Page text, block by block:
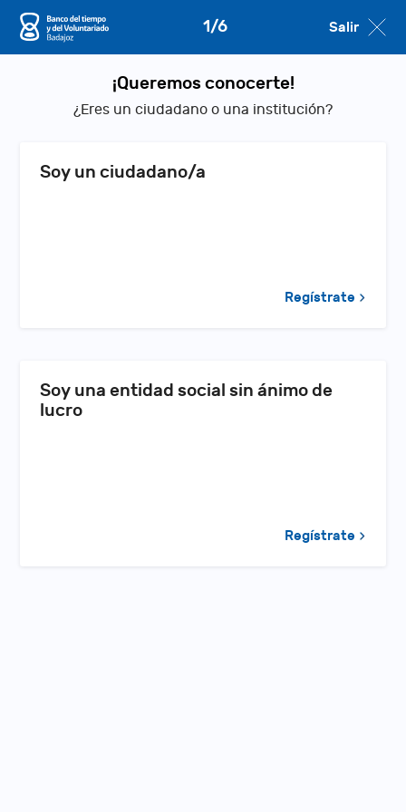
1/6 Salir
¡Queremos conocerte!
¿Eres un ciudadano o una institución?
Soy un ciudadano/a
Regístrate
Soy una entidad social sin ánimo de
lucro
Regístrate